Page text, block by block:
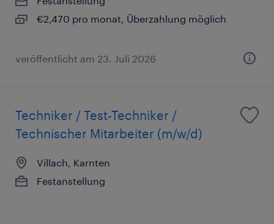
€2,470 pro monat, Überzahlung möglich
veröffentlicht am 23. Juli 2026
Techniker / Test-Techniker /
Technischer Mitarbeiter (m/w/d)
Villach, Karnten
Festanstellung